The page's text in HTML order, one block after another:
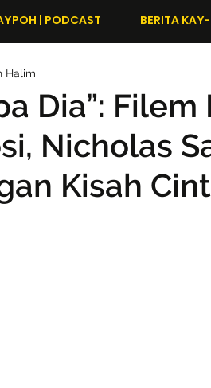
| PODCAST BERITA
Dia”:
Nicholas
Kisah
Halim